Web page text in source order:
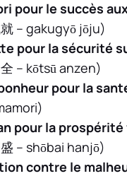
pour le succès
– gakugyō jōju)
pour la sécurité
– kōtsū anzen)
pour la
pour la
– shōbai hanjō)
contre le